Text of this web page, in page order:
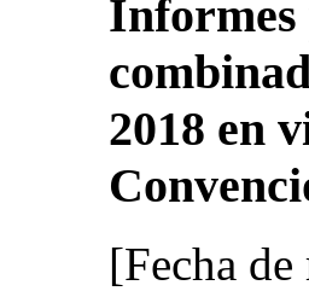
Informes
2018 en
[Fecha